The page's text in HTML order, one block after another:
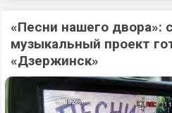
«Песни нашего двора»:
музыкальный проект
«Дзержинск»